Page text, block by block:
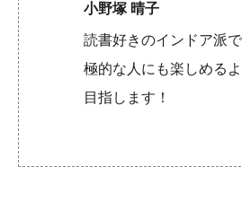
小野塚 晴子
読書好きのインドア派
極的な人にも楽しめる
目指します！